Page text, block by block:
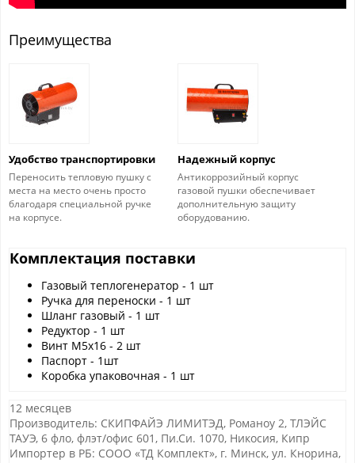
Преимущества
Удобство транспортировки
Переносить тепловую пушку с
места на место очень просто
благодаря специальной ручке
на корпусе.
Надежный корпус
Антикоррозийный корпус
газовой пушки обеспечивает
дополнительную защиту
оборудованию.
Комплектация поставки
Газовый теплогенератор - 1 шт
Ручка для переноски - 1 шт
Шланг газовый - 1 шт
Редуктор - 1 шт
Винт М5х16 - 2 шт
Паспорт - 1шт
Коробка упаковочная - 1 шт
12 месяцев
Производитель: СКИПФАЙЭ ЛИМИТЭД, Романоу 2, ТЛЭЙС
ТАУЭ, 6 фло, флэт/офис 601, Пи.Си. 1070, Никосия, Кипр
Импортер в РБ: СООО «ТД Комплект», г. Минск, ул. Кнорина,